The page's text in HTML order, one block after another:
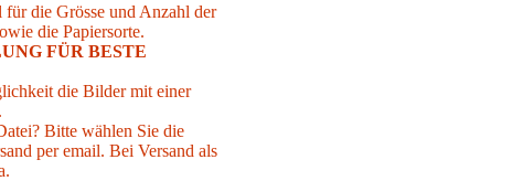
die Grösse und Anzahl der
die Papiersorte.
FÜR BESTE
die Bilder mit einer
Bitte wählen Sie die
per email. Bei Versand als